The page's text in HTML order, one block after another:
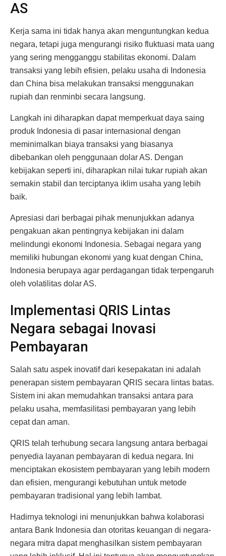
AS
Kerja sama ini tidak hanya akan menguntungkan kedua
negara, tetapi juga mengurangi risiko fluktuasi mata uang
yang sering mengganggu stabilitas ekonomi. Dalam
transaksi yang lebih efisien, pelaku usaha di Indonesia
dan China bisa melakukan transaksi menggunakan
rupiah dan renminbi secara langsung.
Langkah ini diharapkan dapat memperkuat daya saing
produk Indonesia di pasar internasional dengan
meminimalkan biaya transaksi yang biasanya
dibebankan oleh penggunaan dolar AS. Dengan
kebijakan seperti ini, diharapkan nilai tukar rupiah akan
semakin stabil dan terciptanya iklim usaha yang lebih
baik.
Apresiasi dari berbagai pihak menunjukkan adanya
pengakuan akan pentingnya kebijakan ini dalam
melindungi ekonomi Indonesia. Sebagai negara yang
memiliki hubungan ekonomi yang kuat dengan China,
Indonesia berupaya agar perdagangan tidak terpengaruh
oleh volatilitas dolar AS.
Implementasi QRIS Lintas
Negara sebagai Inovasi
Pembayaran
Salah satu aspek inovatif dari kesepakatan ini adalah
penerapan sistem pembayaran QRIS secara lintas batas.
Sistem ini akan memudahkan transaksi antara para
pelaku usaha, memfasilitasi pembayaran yang lebih
cepat dan aman.
QRIS telah terhubung secara langsung antara berbagai
penyedia layanan pembayaran di kedua negara. Ini
menciptakan ekosistem pembayaran yang lebih modern
dan efisien, mengurangi kebutuhan untuk metode
pembayaran tradisional yang lebih lambat.
Hadirnya teknologi ini menunjukkan bahwa kolaborasi
antara Bank Indonesia dan otoritas keuangan di negara-
negara mitra dapat menghasilkan sistem pembayaran